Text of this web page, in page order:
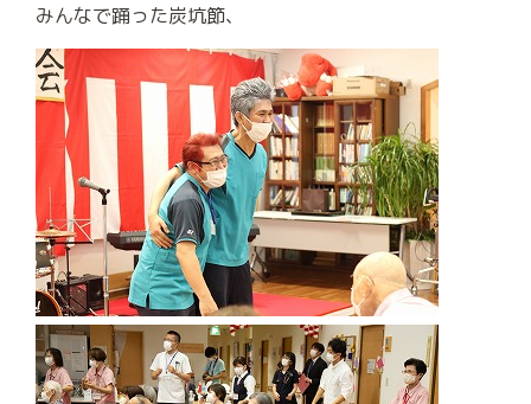
みんなで踊った炭坑節、